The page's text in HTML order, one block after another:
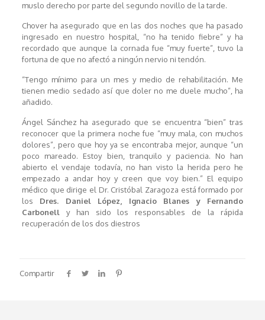
muslo derecho por parte del segundo novillo de la tarde.
Chover ha asegurado que en las dos noches que ha pasado
ingresado en nuestro hospital, “no ha tenido fiebre” y ha
recordado que aunque la cornada fue “muy fuerte”, tuvo la
fortuna de que no afectó a ningún nervio ni tendón.
“Tengo mínimo para un mes y medio de rehabilitación. Me
tienen medio sedado así que doler no me duele mucho”, ha
añadido.
Ángel Sánchez ha asegurado que se encuentra “bien” tras
reconocer que la primera noche fue “muy mala, con muchos
dolores”, pero que hoy ya se encontraba mejor, aunque “un
poco mareado. Estoy bien, tranquilo y paciencia. No han
abierto el vendaje todavía, no han visto la herida pero he
empezado a andar hoy y creen que voy bien.” El equipo
médico que dirige el Dr. Cristóbal Zaragoza está formado por
los Dres. Daniel López, Ignacio Blanes y Fernando
Carbonell y han sido los responsables de la rápida
recuperación de los dos diestros
Compartir